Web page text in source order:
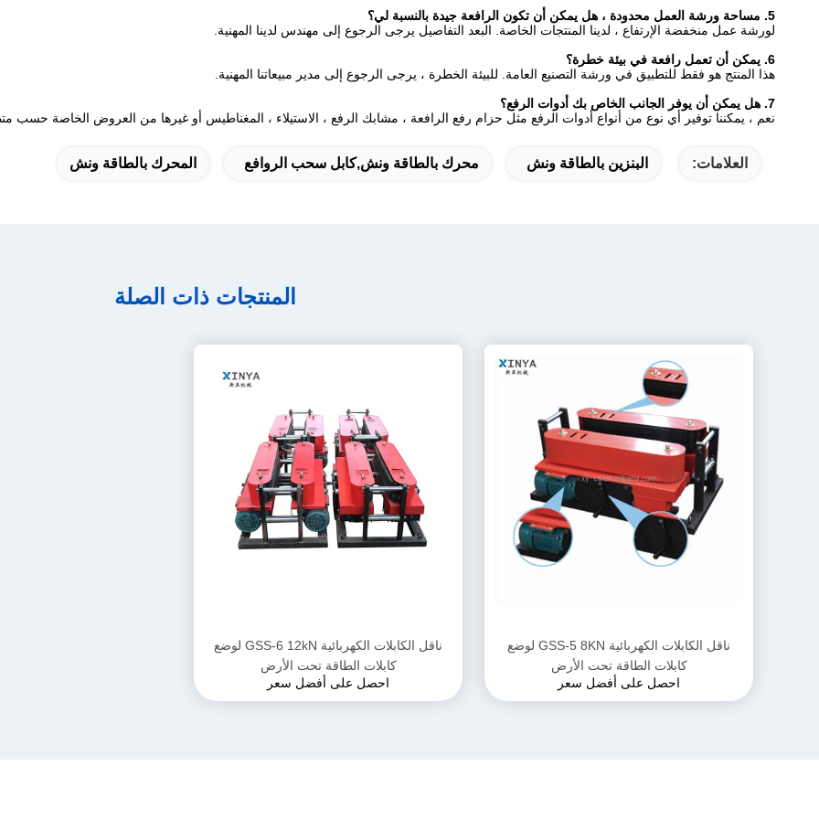
5. مساحة ورشة العمل محدودة ، هل يمكن أن تكون الرافعة جيدة بالنسبة لي؟
لورشة عمل منخفضة الإرتفاع ، لدينا المنتجات الخاصة.
البعد التفاصيل يرجى الرجوع إلى مهندس لدينا المهنية.
6. يمكن أن تعمل رافعة في بيئة خطرة؟
هذا المنتج هو فقط للتطبيق في ورشة التصنيع العامة. للبيئة الخطرة ، يرجى الرجوع إلى مدير مبيعاتنا المهنية.
7. هل يمكن أن يوفر الجانب الخاص بك أدوات الرفع؟
نعم ، يمكننا توفير أي نوع من أنواع أدوات الرفع مثل حزام رفع الرافعة ، مشابك الرفع ، الاستيلاء ، المغناطيس أو غيرها من العروض الخاصة حسب
العلامات: البنزين بالطاقة ونش محرك بالطاقة ونش,كابل سحب الروافع المحرك بالطاقة ونش
المنتجات ذات الصلة
ناقل الكابلات الكهربائية GSS-5 8KN لوضع
كابلات الطاقة تحت الأرض
احصل على أفضل سعر
ناقل الكابلات الكهربائية GSS-6 12kN لوضع
كابلات الطاقة تحت الأرض
احصل على أفضل سعر